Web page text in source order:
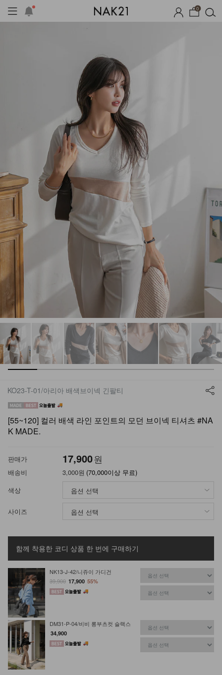
0
장마템 기획전 1+1 기획
KO23-T-01/아리아 배색브이넥 긴팔티
[55~120] 컬러 배색 라인 포인트의 모던 브이넥 티셔츠 #NA
K MADE.
판매가 17,900원
배송비 3,000원 (70,000이상 무료)
색상
사이즈
함께 착용한 코디 상품 한 번에 구매하기
NK13-J-42/니쥬이 가디건
39,900 17,900 55%
DM31-P-04/비비 롱부츠컷 슬랙스
34,900